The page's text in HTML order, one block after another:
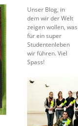
Unser Blog, in
dem wir der Welt
zeigen wollen, was
für ein super
Studentenleben
wir führen. Viel
Spass!